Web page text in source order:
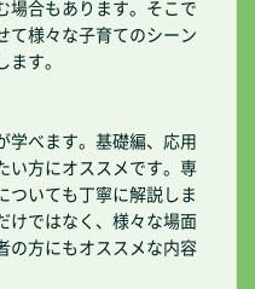
場合もあります。そこで
て様々な子育てのシーン
す。
学べます。基礎編、応用
い方にオススメです。専
ついても丁寧に解説しま
けではなく、様々な場面
の方にもオススメな内容